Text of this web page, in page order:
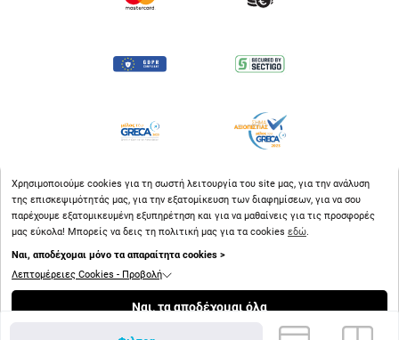
Copyright © 2026
Χρησιμοποιούμε cookies για τη σωστή λειτουργία του site μας, για την ανάλυση
της επισκεψιμότητάς μας, για την εξατομίκευση των διαφημίσεων, για να σου
παρέχουμε εξατομικευμένη εξυπηρέτηση και για να μαθαίνεις για τις προσφορές
μας εύκολα! Μπορείς να δεις τη πολιτική μας για τα cookies εδώ.
Ναι, αποδέχομαι μόνο τα απαραίτητα cookies >
Λεπτομέρειες Cookies - Προβολή
Ναι, τα αποδέχομαι όλα